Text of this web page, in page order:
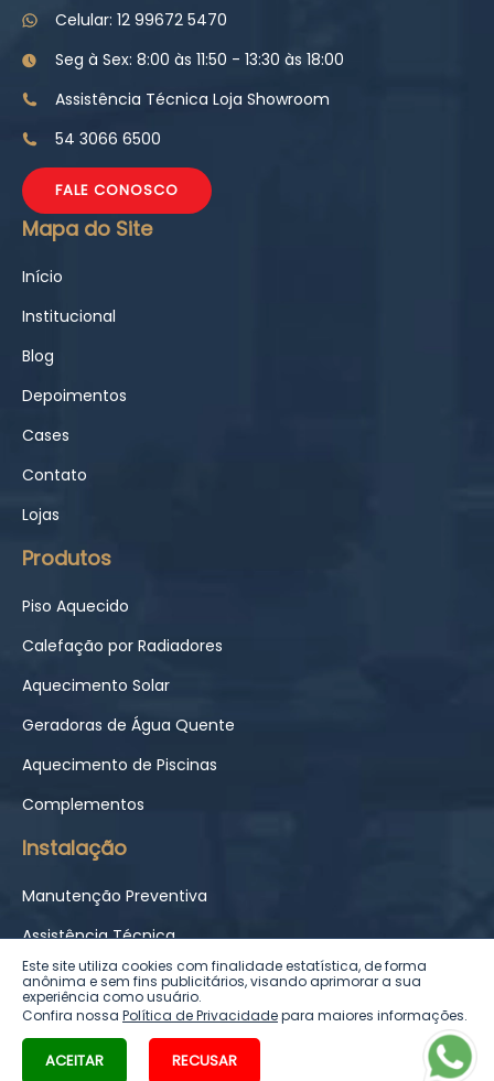
Celular: 12 99672 5470
Seg à Sex: 8:00 às 11:50 - 13:30 às 18:00
Assistência Técnica Loja Showroom
54 3066 6500
FALE CONOSCO
Mapa do Site
Início
Institucional
Blog
Depoimentos
Cases
Contato
Lojas
Produtos
Piso Aquecido
Calefação por Radiadores
Aquecimento Solar
Geradoras de Água Quente
Aquecimento de Piscinas
Complementos
Instalação
Manutenção Preventiva
Assistência Técnica
Peças de Reposição
Este site utiliza cookies com finalidade estatística, de forma
anônima e sem fins publicitários, visando aprimorar a sua
experiência como usuário.
Confira nossa Política de Privacidadepara maiores informações.
ACEITAR RECUSAR